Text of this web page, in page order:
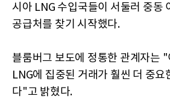
시아 LNG 수입국들이 서둘러 중동
공급처를 찾기 시작했다.
블룸버그 보도에 정통한 관계자는
LNG에 집중된 거래가 훨씬 더 중요
다"고 밝혔다.